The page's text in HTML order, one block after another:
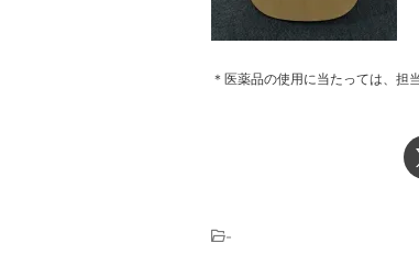
＊医薬品の使用に当たっては、担
-